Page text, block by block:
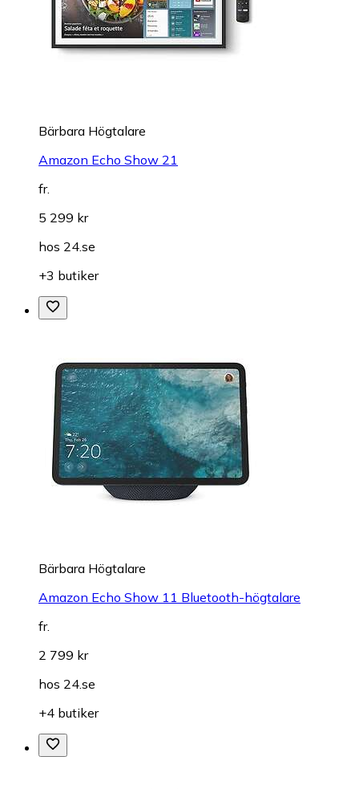
Bärbara Högtalare
Amazon Echo Show 21
fr.
5 299 kr
hos 24.se
+3 butiker
Bärbara Högtalare
Amazon Echo Show 11 Bluetooth-högtalare
fr.
2 799 kr
hos 24.se
+4 butiker